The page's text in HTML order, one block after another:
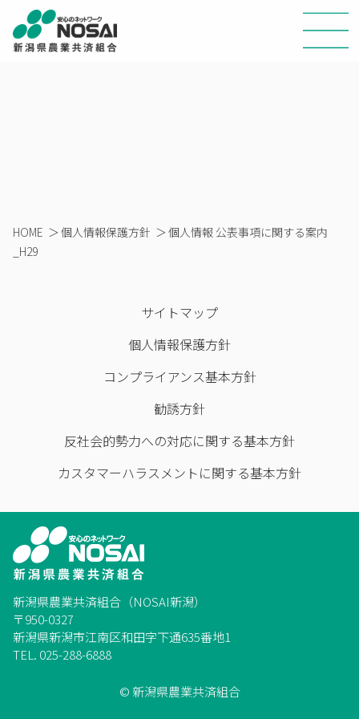
HOME ＞個人情報保護方針 ＞個人情報 公表事項に関する案内
_H29
サイトマップ
個人情報保護方針
コンプライアンス基本方針
勧誘方針
反社会的勢力への対応に関する基本方針
カスタマーハラスメントに関する基本方針
新潟県農業共済組合（NOSAI新潟）
〒950-0327
新潟県新潟市江南区和田字下通635番地1
TEL. 025-288-6888
© 新潟県農業共済組合